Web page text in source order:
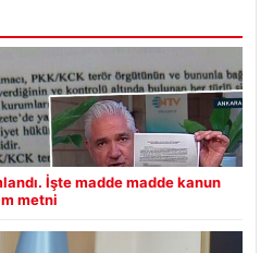
İşte madde madde kanun
metni